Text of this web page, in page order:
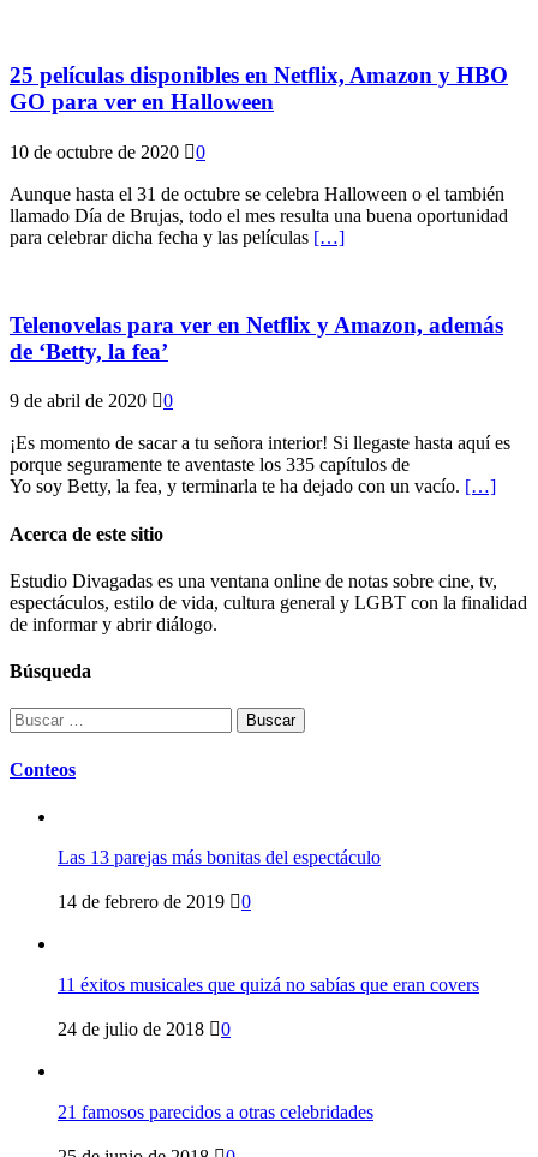
25 películas disponibles en Netflix, Amazon y HBO
GO para ver en Halloween
10 de octubre de 2020 0
Aunque hasta el 31 de octubre se celebra Halloween o el también
llamado Día de Brujas, todo el mes resulta una buena oportunidad
para celebrar dicha fecha y las películas […]
Telenovelas para ver en Netflix y Amazon, además
de ‘Betty, la fea’
9 de abril de 2020 0
¡Es momento de sacar a tu señora interior! Si llegaste hasta aquí es
porque seguramente te aventaste los 335 capítulos de
Yo soy Betty, la fea, y terminarla te ha dejado con un vacío. […]
Acerca de este sitio
Estudio Divagadas es una ventana online de notas sobre cine, tv,
espectáculos, estilo de vida, cultura general y LGBT con la finalidad
de informar y abrir diálogo.
Búsqueda
Buscar:
Conteos
Las 13 parejas más bonitas del espectáculo
14 de febrero de 2019 0
11 éxitos musicales que quizá no sabías que eran covers
24 de julio de 2018 0
21 famosos parecidos a otras celebridades